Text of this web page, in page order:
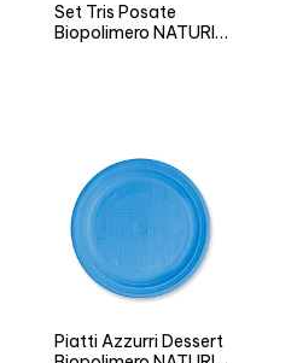
Set Tris Posate
Biopolimero NATURIA
Piatti Azzurri Dessert